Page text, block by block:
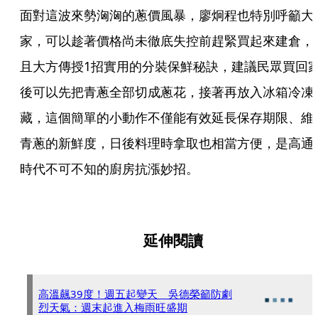
面對這波來勢洶洶的蔥價風暴，廖炯程也特別呼籲大
家，可以趁著價格尚未徹底失控前趕緊買起來建倉，
且大方傳授1招實用的分裝保鮮秘訣，建議民眾買回
後可以先把青蔥全部切成蔥花，接著再放入冰箱冷凍
藏，這個簡單的小動作不僅能有效延長保存期限、維
青蔥的新鮮度，日後料理時拿取也相當方便，是高通
時代不可不知的廚房抗漲妙招。
延伸閱讀
高溫飆39度！週五起變天 吳德榮籲防劇
烈天氣：週末起進入梅雨旺盛期